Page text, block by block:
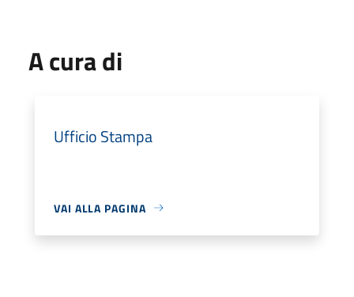
A cura di
Ufficio Stampa
VAI ALLA PAGINA